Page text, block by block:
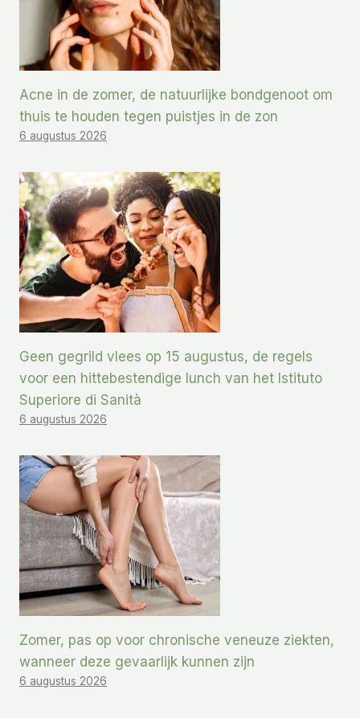
Acne in de zomer, de natuurlijke bondgenoot om
thuis te houden tegen puistjes in de zon
6 augustus 2026
Geen gegrild vlees op 15 augustus, de regels
voor een hittebestendige lunch van het Istituto
Superiore di Sanità
6 augustus 2026
Zomer, pas op voor chronische veneuze ziekten,
wanneer deze gevaarlijk kunnen zijn
6 augustus 2026